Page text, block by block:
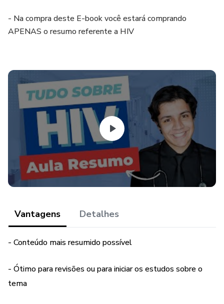
- Na compra deste E-book você estará comprando
APENAS o resumo referente a HIV
Vantagens Detalhes
- Conteúdo mais resumido possível
- Ótimo para revisões ou para iniciar os estudos sobre o
tema